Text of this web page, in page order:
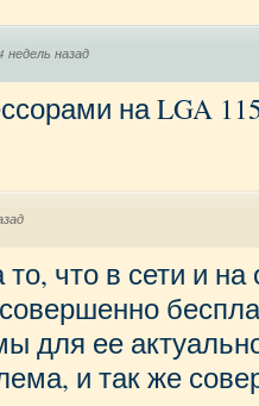
недель назад
на LGA
то, что в сети и
для ее
и так же